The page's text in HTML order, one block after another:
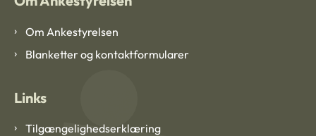
Om Ankestyrelsen
Blanketter og kontaktformularer
Links
Tilgængelighedserklæring